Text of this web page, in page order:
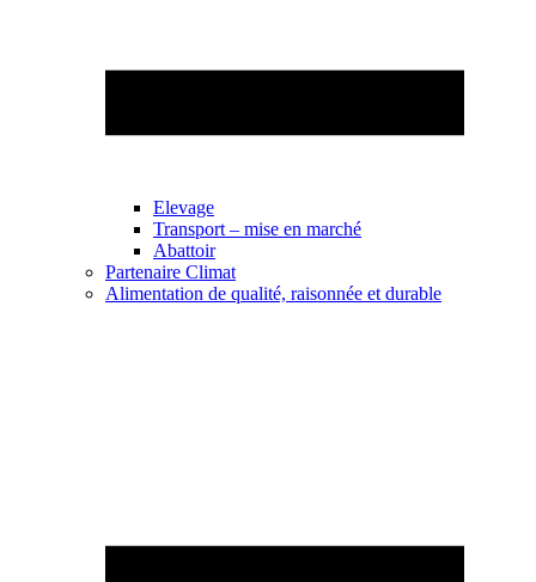
Elevage
Transport – mise en marché
Abattoir
Partenaire Climat
Alimentation de qualité, raisonnée et durable